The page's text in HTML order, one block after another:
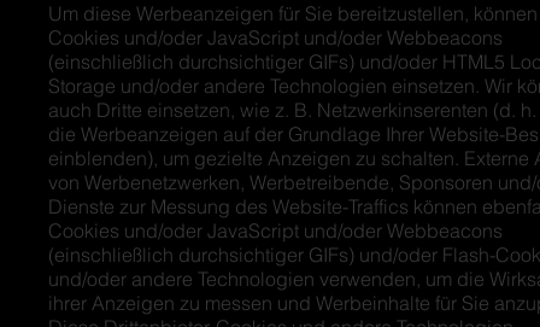
Um diese Werbeanzeigen für Sie bereitzustellen,
Cookies und/oder JavaScript und/oder Webbeacons
(einschließlich durchsichtiger GIFs) und/oder HTML5
Storage und/oder andere Technologien einsetzen. Wir
auch Dritte einsetzen, wie z. B. Netzwerkinserenten (d.
die Werbeanzeigen auf der Grundlage Ihrer Website-
einblenden), um gezielte Anzeigen zu schalten. Externe
von Werbenetzwerken, Werbetreibende, Sponsoren
Dienste zur Messung des Website-Traffics können
Cookies und/oder JavaScript und/oder Webbeacons
(einschließlich durchsichtiger GIFs) und/oder Flash-
und/oder andere Technologien verwenden, um die
ihrer Anzeigen zu messen und Werbeinhalte für Sie